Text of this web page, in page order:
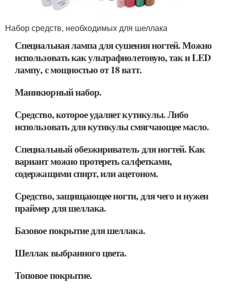
Набор средств, необходимых для шеллака
Специальная лампа для сушения ногтей. Можно
использовать как ультрафиолетовую, так и LED
лампу, с мощностью от 18 ватт.
Маникюрный набор.
Средство, которое удаляет кутикулы. Либо
использовать для кутикулы смягчающее масло.
Специальный обезжириватель для ногтей. Как
вариант можно протереть салфетками,
содержащими спирт, или ацетоном.
Средство, защищающее ногти, для чего и нужен
праймер для шеллака.
Базовое покрытие для шеллака.
Шеллак выбранного цвета.
Топовое покрытие.